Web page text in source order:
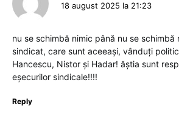
18 august 2025 la 21:23
nu se schimbă nimic până nu se
sindicat, care sunt aceeași, vânduți
Hancescu, Nistor și Hadar! ăștia sunt
eșecurilor sindicale!!!!
Reply